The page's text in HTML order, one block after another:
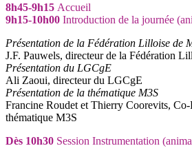
8h45-9h15 Accueil
9h15-10h00 Introduction de la journée
Présentation de la Fédération Lilloise de
J.F. Pauwels, directeur de la Fédération
Présentation du LGCgE
Ali Zaoui, directeur du LGCgE
Présentation de la thématique M3S
Francine Roudet et Thierry Coorevits, Co-
thématique M3S
Dès 10h30 Session Instrumentation